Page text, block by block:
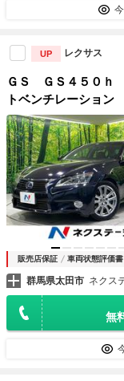
UP レクサス
ＧＳ ＧＳ４５０ｈ
トベンチレーショ
リングヒーター Ｂ
ーズ ＬＥＤヘッド
販売店保証 車両状態評価書
群馬県太田市 ネクス
無